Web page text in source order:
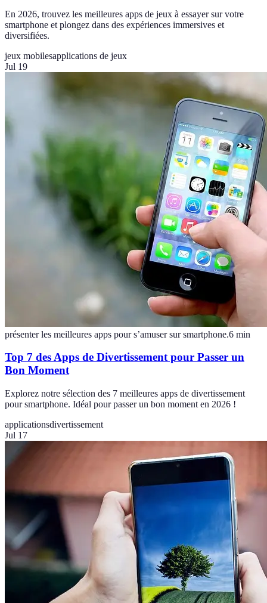
En 2026, trouvez les meilleures apps de jeux à essayer sur votre
smartphone et plongez dans des expériences immersives et
diversifiées.
jeux mobilesapplications de jeux
Jul 19
présenter les meilleures apps pour s’amuser sur smartphone.6 min
Top 7 des Apps de Divertissement pour Passer un
Bon Moment
Explorez notre sélection des 7 meilleures apps de divertissement
pour smartphone. Idéal pour passer un bon moment en 2026 !
applicationsdivertissement
Jul 17